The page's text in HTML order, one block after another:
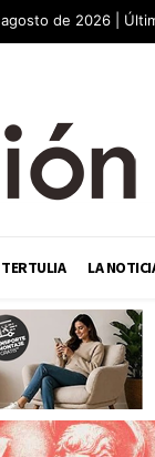
de 2026 |
TERTULIA LA